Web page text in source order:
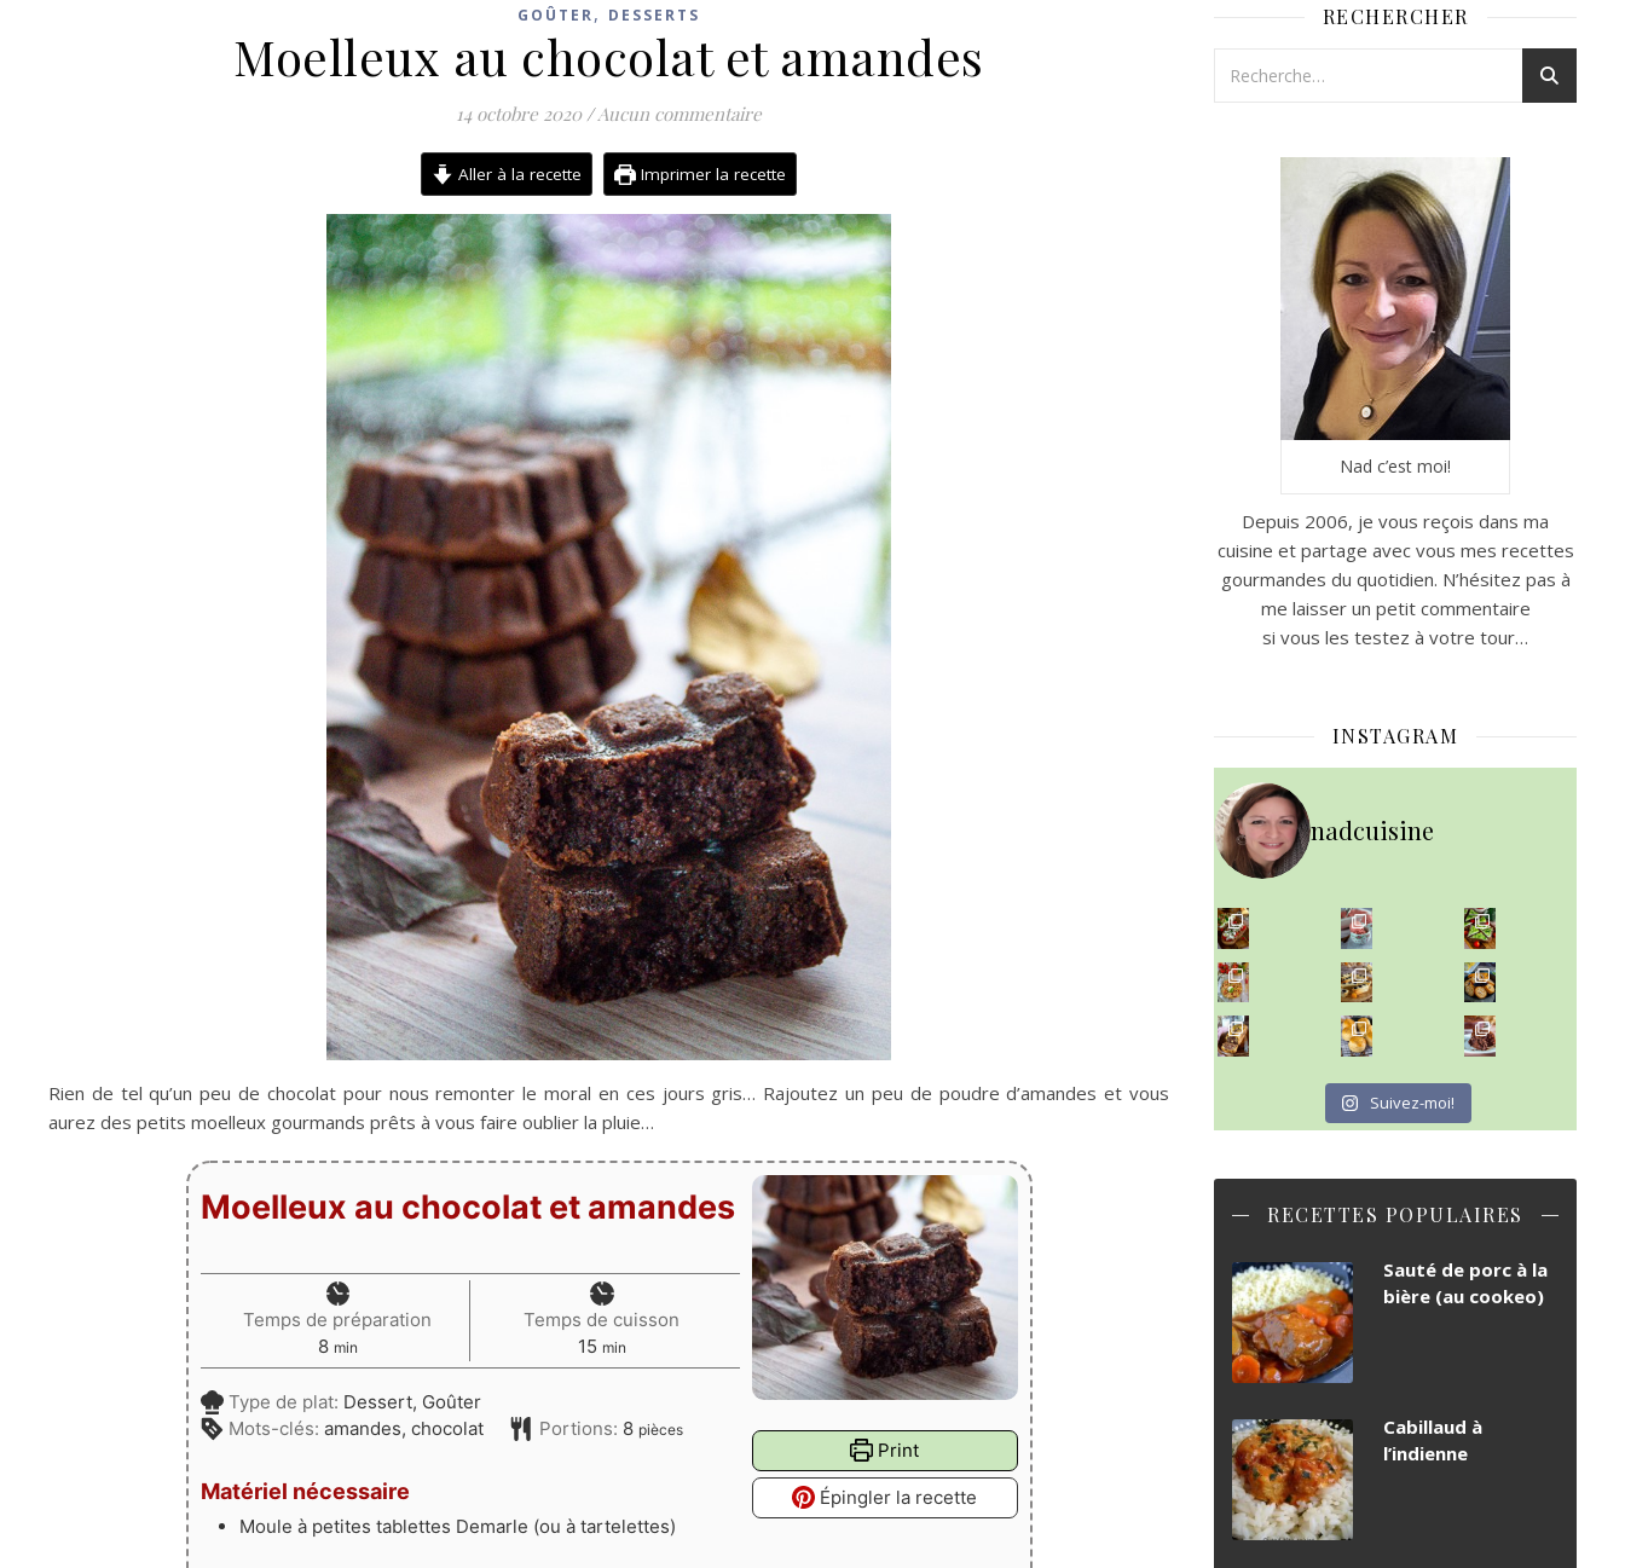
GOÛTER, DESSERTS
Moelleux au chocolat et amandes
14 octobre 2020 /Aucun commentaire
Aller à la recette Imprimer la recette
Rien de tel qu’un peu de chocolat pour nous remonter le moral en ces jours gris… Rajoutez un peu de poudre d’amandes et vous
aurez des petits moelleux gourmands prêts à vous faire oublier la pluie…
Print
Épingler la recette
Moelleux au chocolat et amandes
Temps de préparation
8minutes
min
Temps de cuisson
15minutes
min
Type de plat: Dessert, Goûter
Mots-clés: amandes, chocolat Portions: 8 pièces
Matériel nécessaire
Moule à petites tablettes Demarle (ou à tartelettes)
RECHERCHER
Nad c’est moi!
Depuis 2006, je vous reçois dans ma
cuisine et partage avec vous mes recettes
gourmandes du quotidien. N’hésitez pas à
me laisser un petit commentaire
si vous les testez à votre tour…
INSTAGRAM
nadcuisine
~ NICE CREAM À LA FRAISE ~
Presque un mois que
~ SALADE DE PÂTES AUX DEUX TOMATES THON ET BURRA
~ FINANCIERS MYRTILLES ET CITRON ~
Aujourd'hu
~ BUNS MAISON ~
Un peu de boulange par ici au
~ GÂTEAU FONDANT CHOCO NOISETTE ~
C'est lundi
Suivez-moi!
RECETTES POPULAIRES
Sauté de porc à la
bière (au cookeo)
Cabillaud à
l’indienne